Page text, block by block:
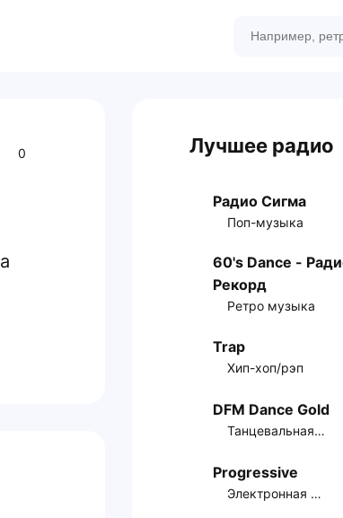
0
Лучшее радио
Радио Сигма
Поп-музыка
60's Dance -
Рекорд
Ретро музыка
Trap
Хип-хоп/рэп
DFM Dance Gold
Танцевальная музыка
Progressive
Электронная музыка